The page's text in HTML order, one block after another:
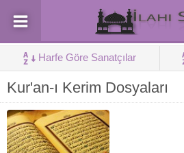
Harfe Göre Sanatçılar
Kur'an-ı Kerim Dosyaları